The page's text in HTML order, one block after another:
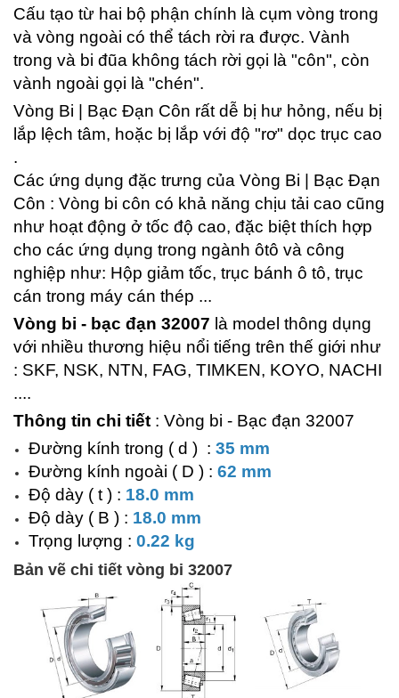
Cấu tạo từ hai bộ phận chính là cụm vòng trong
và vòng ngoài có thể tách rời ra được. Vành
trong và bi đũa không tách rời gọi là "côn", còn
vành ngoài gọi là "chén".
Vòng Bi | Bạc Đạn Côn rất dễ bị hư hỏng, nếu bị
lắp lệch tâm, hoặc bị lắp với độ "rơ" dọc trục cao
.
Các ứng dụng đặc trưng của Vòng Bi | Bạc Đạn
Côn : Vòng bi côn có khả năng chịu tải cao cũng
như hoạt động ở tốc độ cao, đặc biệt thích hợp
cho các ứng dụng trong ngành ôtô và công
nghiệp như: Hộp giảm tốc, trục bánh ô tô, trục
cán trong máy cán thép ...
Vòng bi - bạc đạn 32007 là model thông dụng
với nhiều thương hiệu nổi tiếng trên thế giới như
: SKF, NSK, NTN, FAG, TIMKEN, KOYO, NACHI
....
Thông tin chi tiết : Vòng bi - Bạc đạn 32007
Đường kính trong ( d ) : 35 mm
Đường kính ngoài ( D ) : 62 mm
Độ dày ( t ) : 18.0 mm
Độ dày ( B ) : 18.0 mm
Trọng lượng : 0.22 kg
Bản vẽ chi tiết vòng bi 32007